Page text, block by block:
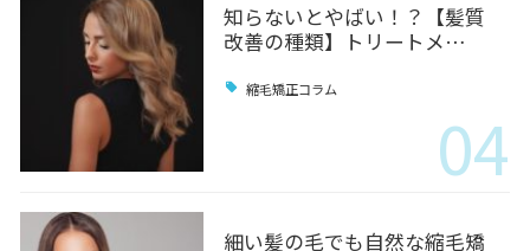
知らないとやばい！？【髪質
改善の種類】トリートメ…
縮毛矯正コラム
04
細い髪の毛でも自然な縮毛矯